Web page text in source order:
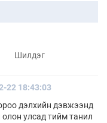
Шилдэг
22 18:43:03
дэлхийн дэвжээнд
улсад тийм танил